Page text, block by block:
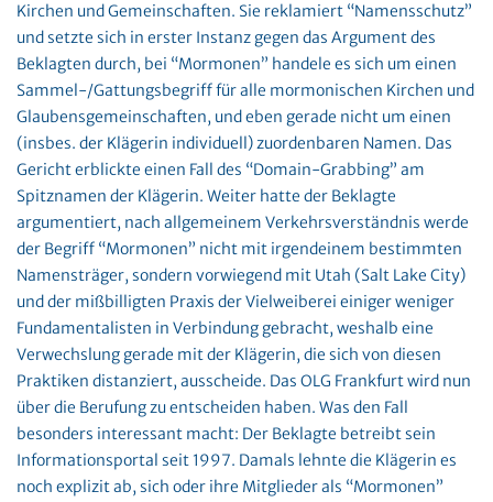
Kirchen und Gemeinschaften. Sie reklamiert “Namensschutz”
und setzte sich in erster Instanz gegen das Argument des
Beklagten durch, bei “Mormonen” handele es sich um einen
Sammel-/Gattungsbegriff für alle mormonischen Kirchen und
Glaubensgemeinschaften, und eben gerade nicht um einen
(insbes. der Klägerin individuell) zuordenbaren Namen. Das
Gericht erblickte einen Fall des “Domain-Grabbing” am
Spitznamen der Klägerin. Weiter hatte der Beklagte
argumentiert, nach allgemeinem Verkehrsverständnis werde
der Begriff “Mormonen” nicht mit irgendeinem bestimmten
Namensträger, sondern vorwiegend mit Utah (Salt Lake City)
und der mißbilligten Praxis der Vielweiberei einiger weniger
Fundamentalisten in Verbindung gebracht, weshalb eine
Verwechslung gerade mit der Klägerin, die sich von diesen
Praktiken distanziert, ausscheide. Das OLG Frankfurt wird nun
über die Berufung zu entscheiden haben. Was den Fall
besonders interessant macht: Der Beklagte betreibt sein
Informationsportal seit 1997. Damals lehnte die Klägerin es
noch explizit ab, sich oder ihre Mitglieder als “Mormonen”